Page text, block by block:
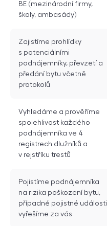
BE (mezinárodní firmy,
školy, ambasády)
Zajistíme prohlídky
s potenciálními
podnájemníky, převzetí a
předání bytu včetně
protokolů
Vyhledáme a prověříme
spolehlivost každého
podnájemníka ve 4
registrech dlužníků a
v rejstříku trestů
Pojistíme podnájemníka
na rizika poškození bytu,
případné pojistné události
vyřešíme za vás